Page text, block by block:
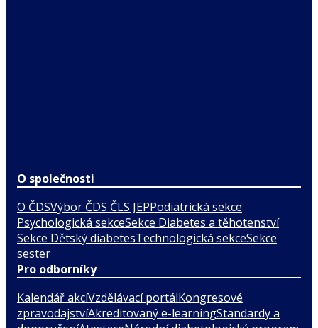
O společnosti
O ČDSVýbor ČDS ČLS JEPPodiatrická sekce
Psychologická sekceSekce Diabetes a těhotenství
Sekce Dětský diabetesTechnologická sekceSekce
sester
Pro odborníky
Kalendář akcíVzdělávací portálKongresové
zpravodajstvíAkreditovaný e-learningStandardy a